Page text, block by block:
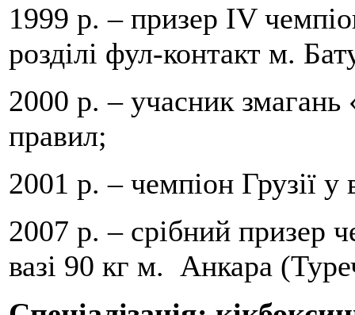
1999 р. – призер IV
розділі фул-контакт м.
2000 р. – учасник змагань
правил;
2001 р. – чемпіон Грузії у
2007 р. – срібний призер
вазі 90 кг м. Анкара